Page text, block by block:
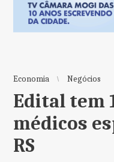
Economia Negócios
Edital tem
médicos
RS